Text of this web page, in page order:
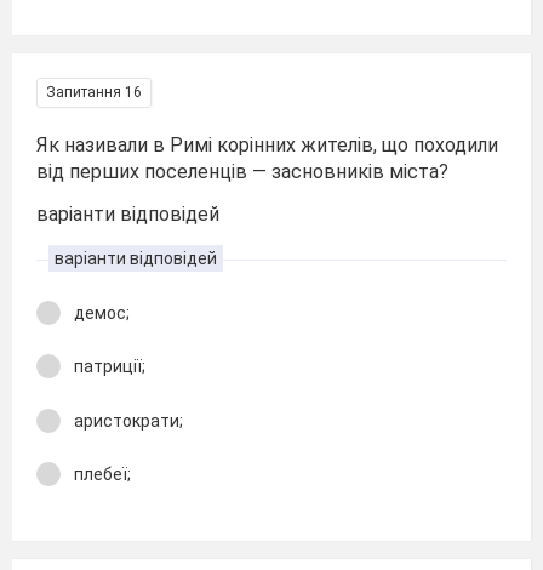
Запитання 16
Як називали в Римі корінних жителів, що походили
від перших поселенців — засновників міста?
варіанти відповідей
варіанти відповідей
демос;
патриції;
аристократи;
плебеї;